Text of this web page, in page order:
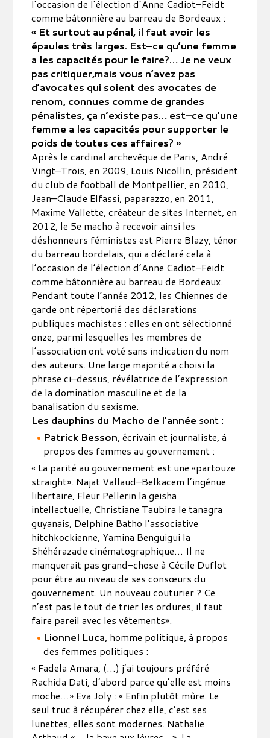
l’occasion de l’élection d’Anne Cadiot–Feidt
comme bâtonnière au barreau de Bordeaux :
« Et surtout au pénal, il faut avoir les
épaules très larges. Est–ce qu’une femme
a les capacités pour le faire?… Je ne veux
pas critiquer,mais vous n’avez pas
d’avocates qui soient des avocates de
renom, connues comme de grandes
pénalistes, ça n’existe pas… est–ce qu’une
femme a les capacités pour supporter le
poids de toutes ces affaires? »
Après le cardinal archevêque de Paris, André
Vingt–Trois, en 2009, Louis Nicollin, président
du club de football de Montpellier, en 2010,
Jean–Claude Elfassi, paparazzo, en 2011,
Maxime Vallette, créateur de sites Internet, en
2012, le 5e macho à recevoir ainsi les
déshonneurs féministes est Pierre Blazy, ténor
du barreau bordelais, qui a déclaré cela à
l’occasion de l’élection d’Anne Cadiot–Feidt
comme bâtonnière au barreau de Bordeaux.
Pendant toute l’année 2012, les Chiennes de
garde ont répertorié des déclarations
publiques machistes ; elles en ont sélectionné
onze, parmi lesquelles les membres de
l’association ont voté sans indication du nom
des auteurs. Une large majorité a choisi la
phrase ci–dessus, révélatrice de l’expression
de la domination masculine et de la
banalisation du sexisme.
Les dauphins du Macho de l’année sont :
Patrick Besson, écrivain et journaliste, à
propos des femmes au gouvernement :
« La parité au gouvernement est une «partouze
straight». Najat Vallaud–Belkacem l’ingénue
libertaire, Fleur Pellerin la geisha
intellectuelle, Christiane Taubira le tanagra
guyanais, Delphine Batho l’associative
hitchkockienne, Yamina Benguigui la
Shéhérazade cinématographique… Il ne
manquerait pas grand–chose à Cécile Duflot
pour être au niveau de ses consœurs du
gouvernement. Un nouveau couturier ? Ce
n’est pas le tout de trier les ordures, il faut
faire pareil avec les vêtements».
Lionnel Luca, homme politique, à propos
des femmes politiques :
« Fadela Amara, (…) j’ai toujours préféré
Rachida Dati, d’abord parce qu’elle est moins
moche…» Eva Joly : « Enfin plutôt mûre. Le
seul truc à récupérer chez elle, c’est ses
lunettes, elles sont modernes. Nathalie